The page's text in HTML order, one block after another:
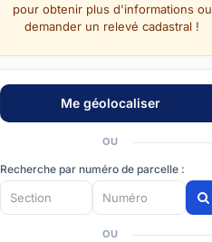
pour obtenir plus d'informations ou
demander un relevé cadastral !
OU
Recherche par numéro de parcelle :
OU